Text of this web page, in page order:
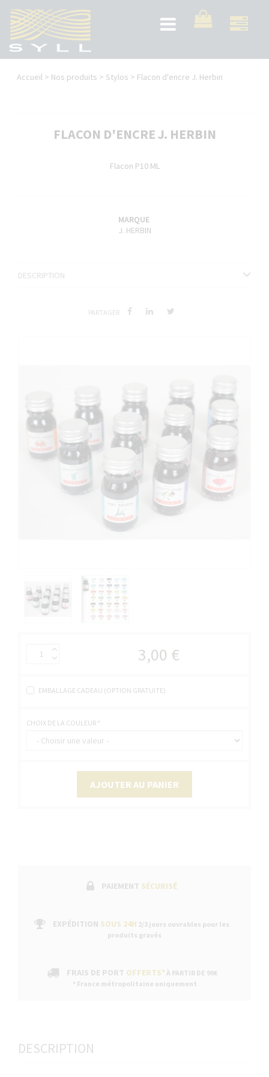
contenu
principal
Toggle
navigation
Vous
Accueil > Nos produits > Stylos > Flacon d'encre J. Herbin
FLACON D'ENCRE J. HERBIN
Flacon P10 ML
MARQUE
J. HERBIN
DESCRIPTION
PARTAGER
3,00 €
EMBALLAGE CADEAU (OPTION GRATUITE)
CHOIX DE LA COULEUR *
AJOUTER AU PANIER
PAIEMENT SÉCURISÉ
EXPÉDITION SOUS 24H 2/3 jours ouvrables pour les
produits gravés
FRAIS DE PORT OFFERTS* À PARTIR DE 99€
* France métropolitaine uniquement
DESCRIPTION